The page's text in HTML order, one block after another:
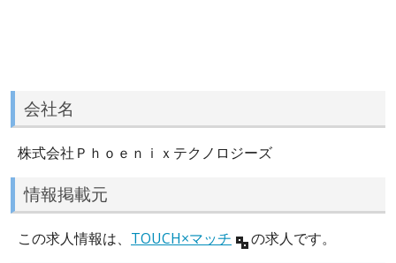
会社名
株式会社Ｐｈｏｅｎｉｘテクノロジーズ
情報掲載元
この求人情報は、 TOUCH×マッチ の求人です。